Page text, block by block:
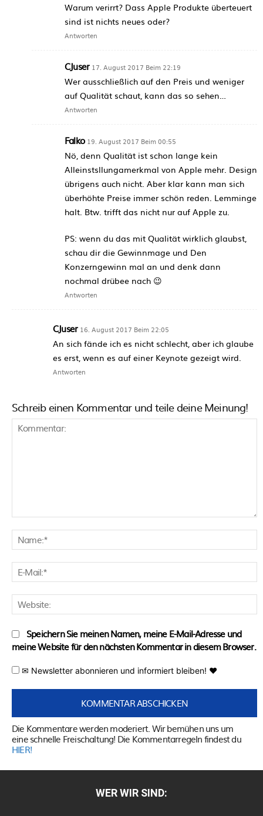
Warum verirrt? Dass Apple Produkte überteuert
sind ist nichts neues oder?
Antworten
CJuser 17. August 2017 Beim 22:19
Wer ausschließlich auf den Preis und weniger
auf Qualität schaut, kann das so sehen…
Antworten
Falko 19. August 2017 Beim 00:55
Nö, denn Qualität ist schon lange kein
Alleinstsllungamerkmal von Apple mehr. Design
übrigens auch nicht. Aber klar kann man sich
überhöhte Preise immer schön reden. Lemminge
halt. Btw. trifft das nicht nur auf Apple zu.
PS: wenn du das mit Qualität wirklich glaubst,
schau dir die Gewinnmage und Den
Konzerngewinn mal an und denk dann
nochmal drübee nach 😉
Antworten
CJuser 16. August 2017 Beim 22:05
An sich fände ich es nicht schlecht, aber ich glaube
es erst, wenn es auf einer Keynote gezeigt wird.
Antworten
Schreib einen Kommentar und teile deine Meinung!
Speichern Sie meinen Namen, meine E-Mail-Adresse und
meine Website für den nächsten Kommentar in diesem Browser.
✉ Newsletter abonnieren und informiert bleiben! ♥
Die Kommentare werden moderiert. Wir bemühen uns um
eine schnelle Freischaltung! Die Kommentarregeln findest du
HIER!
WER WIR SIND: